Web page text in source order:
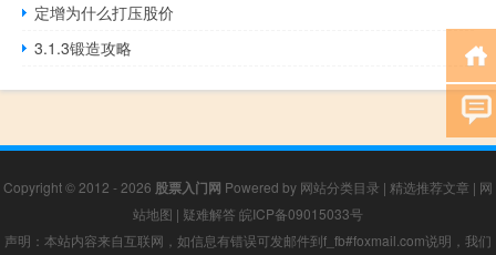
定增为什么打压股价
3.1.3锻造攻略
Copyright © 2012 - 2026 股票入门网 Powered by 网站分类目录 | 精选推荐文章 | 网
站地图 | 疑难解答 皖ICP备09015033号
声明：本站内容来自互联网，如信息有错误可发邮件到f_fb#foxmail.com说明，我们